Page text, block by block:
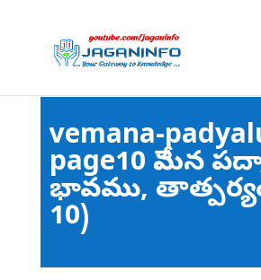
vemana-
page10 వేమన
భావము,
10)